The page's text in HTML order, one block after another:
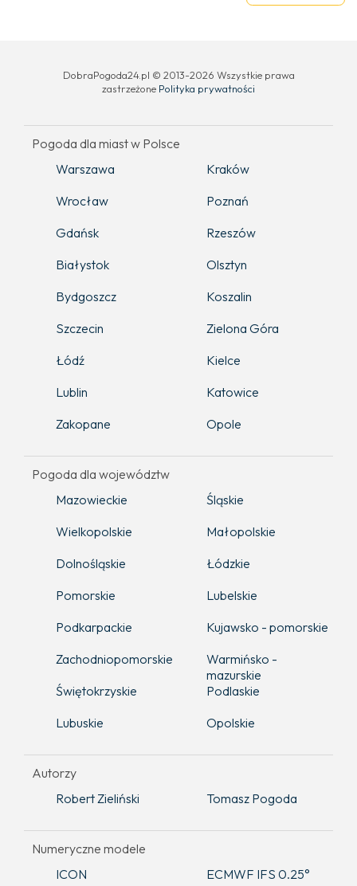
DobraPogoda24.pl © 2013-2026 Wszystkie prawa
zastrzeżone Polityka prywatności
Pogoda dla miast w Polsce
Warszawa
Kraków
Wrocław
Poznań
Gdańsk
Rzeszów
Białystok
Olsztyn
Bydgoszcz
Koszalin
Szczecin
Zielona Góra
Łódź
Kielce
Lublin
Katowice
Zakopane
Opole
Pogoda dla województw
Mazowieckie
Śląskie
Wielkopolskie
Małopolskie
Dolnośląskie
Łódzkie
Pomorskie
Lubelskie
Podkarpackie
Kujawsko - pomorskie
Zachodniopomorskie
Warmińsko -
mazurskie
Świętokrzyskie
Podlaskie
Lubuskie
Opolskie
Autorzy
Robert Zieliński
Tomasz Pogoda
Numeryczne modele
ICON
ECMWF IFS 0.25°